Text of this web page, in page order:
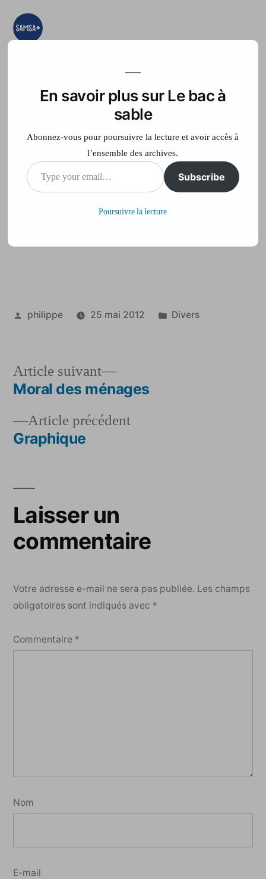
Aller
teste, on expérimente
Accueil France Télé
Moral des ménages
Publié
philippe 25 mai 2012
Publié
Divers
Navigation
de
l’article
Article précédentArticle
Graphique
Article suivant
Article
suivant :
Moral des ménages
Laisser un
commentaire
Votre adresse e-mail ne sera pas publiée. Les champs
obligatoires sont indiqués avec *
Commentaire *
Nom
E-mail
En savoir plus sur Le bac à
sable
Abonnez-vous pour poursuivre la lecture et avoir accès à
l’ensemble des archives.
Type
your
Subscribe
Poursuivre la lecture